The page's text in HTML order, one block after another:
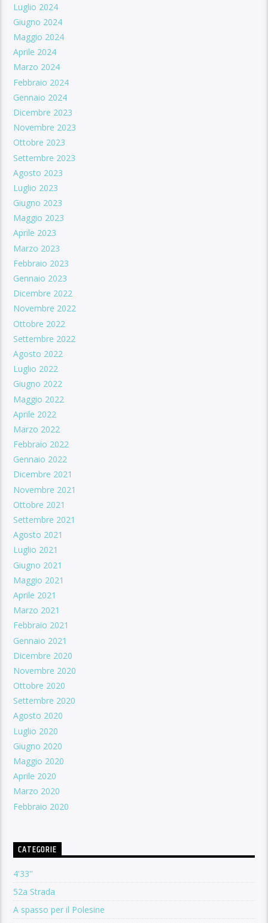
Luglio 2024
Giugno 2024
Maggio 2024
Aprile 2024
Marzo 2024
Febbraio 2024
Gennaio 2024
Dicembre 2023
Novembre 2023
Ottobre 2023
Settembre 2023
Agosto 2023
Luglio 2023
Giugno 2023
Maggio 2023
Aprile 2023
Marzo 2023
Febbraio 2023
Gennaio 2023
Dicembre 2022
Novembre 2022
Ottobre 2022
Settembre 2022
Agosto 2022
Luglio 2022
Giugno 2022
Maggio 2022
Aprile 2022
Marzo 2022
Febbraio 2022
Gennaio 2022
Dicembre 2021
Novembre 2021
Ottobre 2021
Settembre 2021
Agosto 2021
Luglio 2021
Giugno 2021
Maggio 2021
Aprile 2021
Marzo 2021
Febbraio 2021
Gennaio 2021
Dicembre 2020
Novembre 2020
Ottobre 2020
Settembre 2020
Agosto 2020
Luglio 2020
Giugno 2020
Maggio 2020
Aprile 2020
Marzo 2020
Febbraio 2020
CATEGORIE
4'33''
52a Strada
A spasso per il Polesine